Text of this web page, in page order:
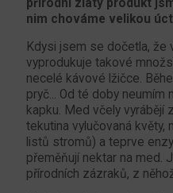
přírodní zlatý produkt
nim chováme velikou
Kdysi jsem se dočetla, že
vyprodukuje takové
necelé kávové lžičce.
pryč... Od té doby neumím
kapku. Med včely vyrábějí
tekutina vylučovaná květy,
listů stromů) a teprve
přeměňují nektar na med.
přírodních zázraků, z